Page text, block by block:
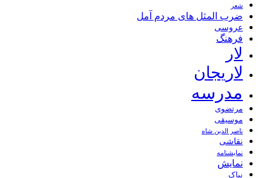
شعر
ضرب المثل های مردم آمل
عروسی
فرهنگ
لار
لاریجان
مدرسه
مرتضوی
موسیقی
ناصر الدین شاه
نقاشی
نمايشنامه
نمایش
نیاک